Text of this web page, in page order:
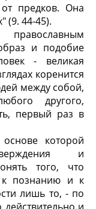
предков. Она
(9. 44-45).
и подобие
- великая
коренится
между собой,
другого,
первый раз в
которой
и
того, что
к познанию и к
лишь то, - по